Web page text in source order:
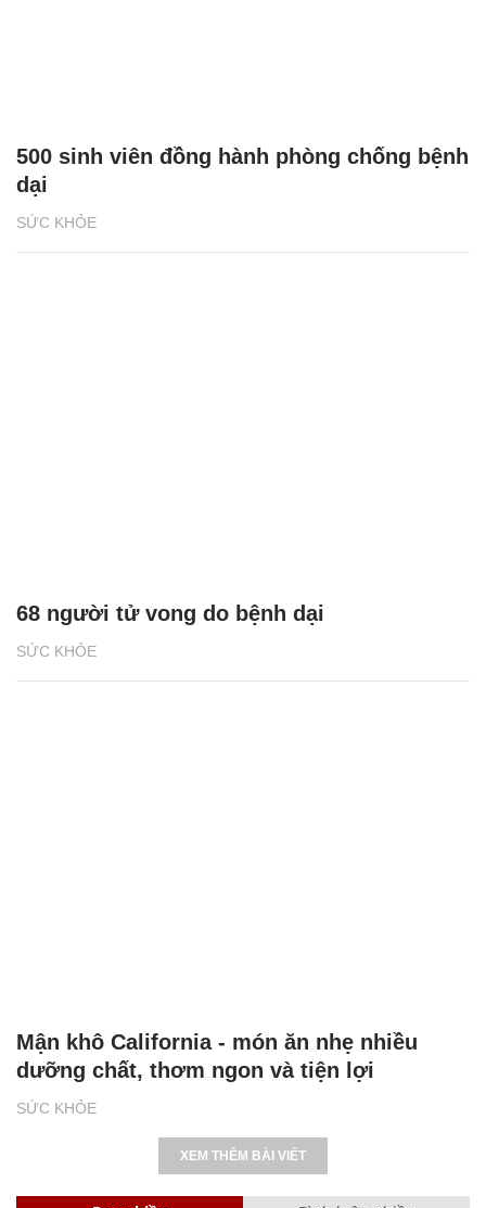
SỨC KHỎE
500 sinh viên đồng hành phòng chống bệnh
dại
SỨC KHỎE
68 người tử vong do bệnh dại
SỨC KHỎE
Mận khô California - món ăn nhẹ nhiều
dưỡng chất, thơm ngon và tiện lợi
XEM THÊM BÀI VIẾT